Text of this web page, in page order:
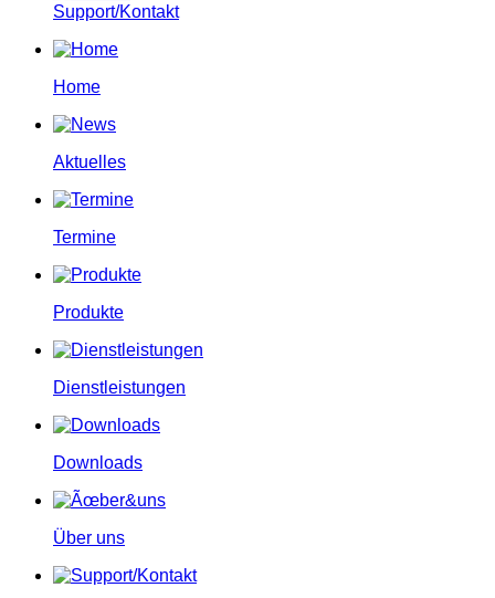
Support/Kontakt
Home
Aktuelles
Termine
Produkte
Dienstleistungen
Downloads
Über uns